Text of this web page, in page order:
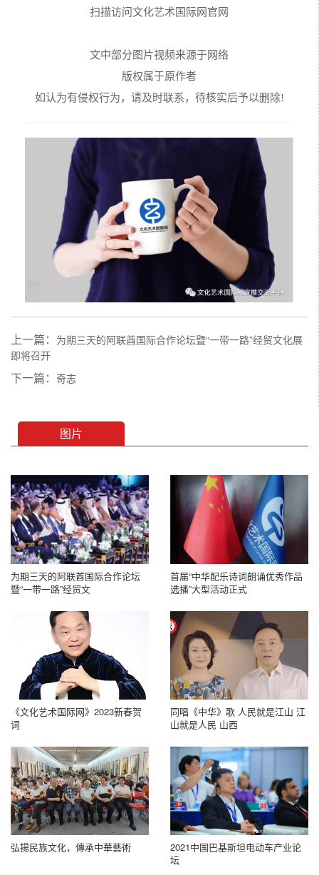
扫描访问文化艺术国际网官网
文中部分图片视频来源于网络
版权属于原作者
如认为有侵权行为，请及时联系，待核实后予以删除!
上一篇： 为期三天的阿联酋国际合作论坛暨“一带一路”经贸文化展
即将召开
下一篇： 奇志
图片
为期三天的阿联酋国际合作论坛
暨“一带一路”经贸文
首届“中华配乐诗词朗诵优秀作品
选播”大型活动正式
​《文化艺术国际网》2023新春贺
词
同唱《中华》歌 人民就是江山 江
山就是人民 山西
弘揚民族文化，傳承中華藝術
2021中国巴基斯坦电动车产业论
坛